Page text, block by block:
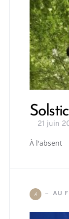
21 juin
À l'absent
A AU